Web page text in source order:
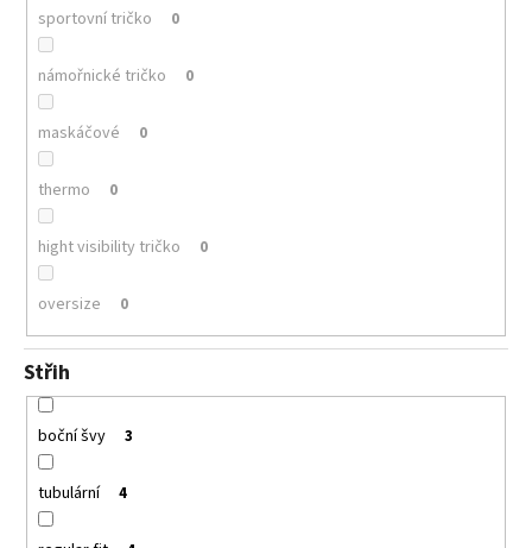
sportovní tričko 0
námořnické tričko 0
maskáčové 0
thermo 0
hight visibility tričko 0
oversize 0
Střih
boční švy 3
tubulární 4